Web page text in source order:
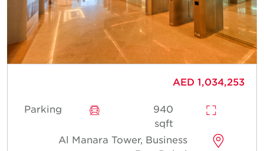
AED 1,034,253
940
sqft
Parking
Al Manara Tower, Business